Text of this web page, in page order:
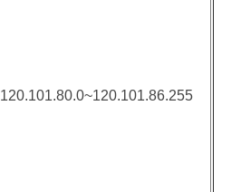
120.101.80.0~120.101.86.255